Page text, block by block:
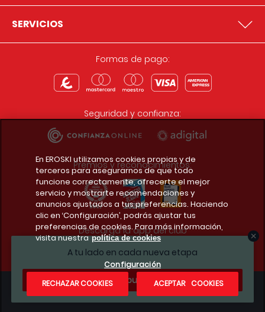
A tu lado en cada nueva etapa
¿Te apuntas?
SERVICIOS
Formas de pago:
Seguridad y confianza:
Premios y reconocimientos:
Descarga la app del club
Condiciones legales
En EROSKI utilizamos cookies propias y de
terceros para asegurarnos de que todo
funcione correctamente, ofrecerte el mejor
servicio y mostrarte recomendaciones y
anuncios ajustados a tus preferencias. Haciendo
clic en ‘Configuración’, podrás ajustar tus
preferencias de cookies. Para más información,
visita nuestra política de cookies
Configuración
RECHAZAR COOKIES
ACEPTAR COOKIES